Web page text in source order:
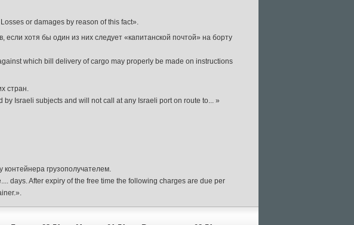
or damages by reason of this fact».
если хотя бы один из них следует «капитанской почтой» на борту
which bill delivery of cargo may properly be made on instructions
стран.
Israeli subjects and will not call at any Israeli port on route to... »
грузополучателем.
days. After expiry of the free time the following charges are due per